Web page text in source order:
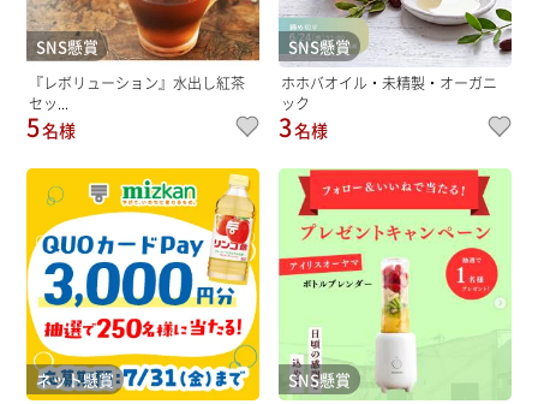
SNS懸賞
『レボリューション』水出し紅茶
セッ...
5名様
SNS懸賞
ホホバオイル・未精製・オーガニ
ック
3名様
ネット懸賞 SNS懸賞